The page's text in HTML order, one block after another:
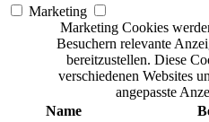
Marketing
Marketing Cookies
Besuchern relevante
bereitzustellen. Diese
verschiedenen Websites
angepasste
Name